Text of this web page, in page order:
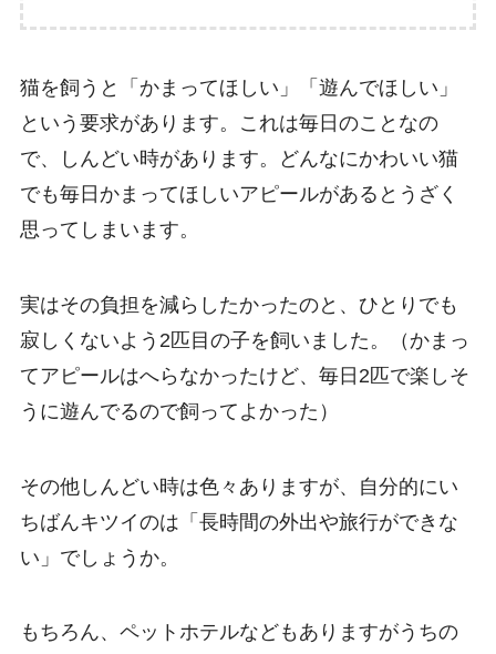
猫を飼うと「かまってほしい」「遊んでほしい」
という要求があります。これは毎日のことなの
で、しんどい時があります。どんなにかわいい猫
でも毎日かまってほしいアピールがあるとうざく
思ってしまいます。
実はその負担を減らしたかったのと、ひとりでも
寂しくないよう2匹目の子を飼いました。（かまっ
てアピールはへらなかったけど、毎日2匹で楽しそ
うに遊んでるので飼ってよかった）
その他しんどい時は色々ありますが、自分的にい
ちばんキツイのは「長時間の外出や旅行ができな
い」でしょうか。
もちろん、ペットホテルなどもありますがうちの